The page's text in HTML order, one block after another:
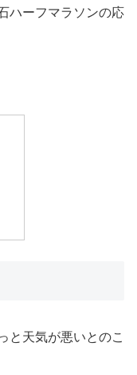
ハーフマラソンの応
と天気が悪いとのこ